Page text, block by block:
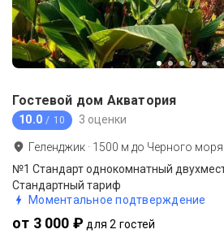
Гостевой дом Акватория
10.0 / 10 3 оценки
Геленджик · 1500 м до Черного моря
Стандартный тариф
Моментальное подтверждение
от 3 000 ₽ для 2 гостей